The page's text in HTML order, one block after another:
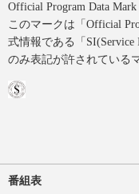
Official Program Data
このマークは「Official
式情報である「
のみ表記が許されている
番組表